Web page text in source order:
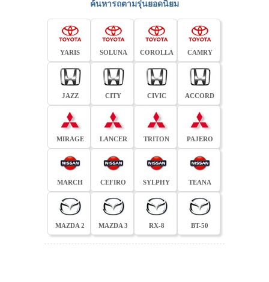
ค้นหารถตามรุ่นยอดนิยม
YARIS SOLUNA COROLLA CAMRY
JAZZ CITY CIVIC ACCORD
MIRAGE LANCER TRITON PAJERO
MARCH CEFIRO SYLPHY TEANA
MAZDA 2 MAZDA 3 RX-8 BT-50